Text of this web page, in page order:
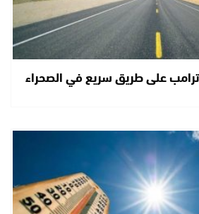
على طريق سريع في الصحراء